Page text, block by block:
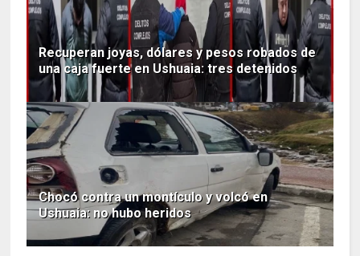
Recuperan joyas, dólares y pesos robados de
una caja fuerte en Ushuaia: tres detenidos
Chocó contra un montículo y volcó en
Ushuaia: no hubo heridos